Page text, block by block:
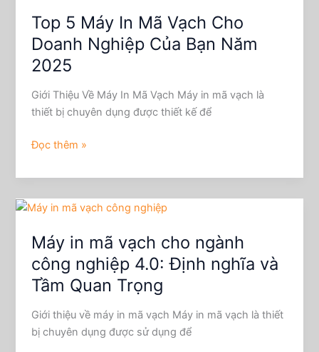
Top 5 Máy In Mã Vạch Cho
Doanh Nghiệp Của Bạn Năm
2025
Giới Thiệu Về Máy In Mã Vạch Máy in mã vạch là
thiết bị chuyên dụng được thiết kế để
Máy
In
Vạch
Cho
Doanh
Của
Năm
Đọc thêm »
Máy in mã vạch cho ngành
công nghiệp 4.0: Định nghĩa và
Tầm Quan Trọng
Giới thiệu về máy in mã vạch Máy in mã vạch là thiết
bị chuyên dụng được sử dụng để
Máy
mã
vạch
cho
ngành
công
nghiệp